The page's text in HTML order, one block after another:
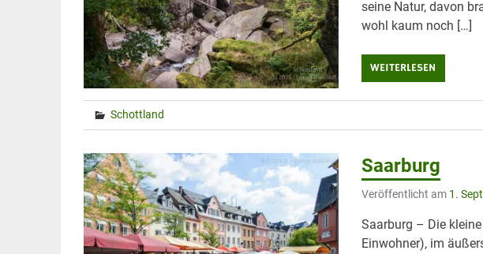
seine Natur, davon
wohl kaum noch […]
WEITERLESEN
Schottland
Saarburg
Veröffentlicht am 1.
Saarburg – Die
Einwohner), im